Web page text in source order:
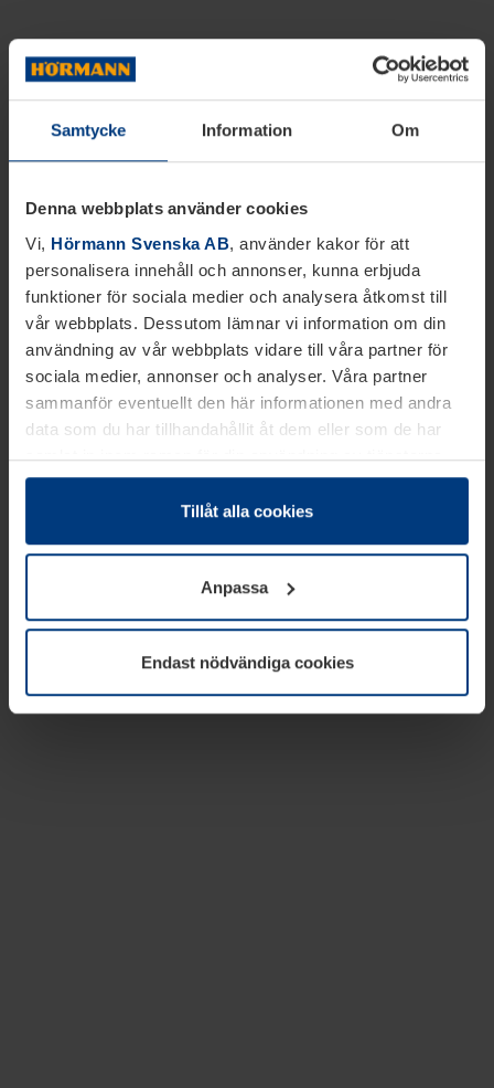
Samtycke Information Om
Denna webbplats använder cookies
Vi, Hörmann Svenska AB, använder kakor för att
personalisera innehåll och annonser, kunna erbjuda
funktioner för sociala medier och analysera åtkomst till
vår webbplats. Dessutom lämnar vi information om din
användning av vår webbplats vidare till våra partner för
sociala medier, annonser och analyser. Våra partner
sammanför eventuellt den här informationen med andra
data som du har tillhandahållit åt dem eller som de har
samlat in inom ramen för din användning av tjänsterna.
Juridiskt kan vi lagra kakor på din enhet, om de är
absolut nödvändiga för driften av den här webbplatsen.
godkännande kan du när som helst ändra eller återkalla i
informationen om kakor underDataskyddsförklaring
vår webbplats.
Tillåt alla cookies
Anpassa
Endast nödvändiga cookies